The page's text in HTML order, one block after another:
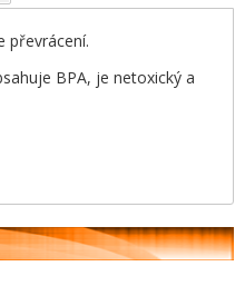
převrácení.
BPA, je netoxický a